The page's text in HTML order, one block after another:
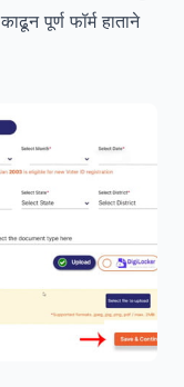
पूर्ण फॉर्म हाताने